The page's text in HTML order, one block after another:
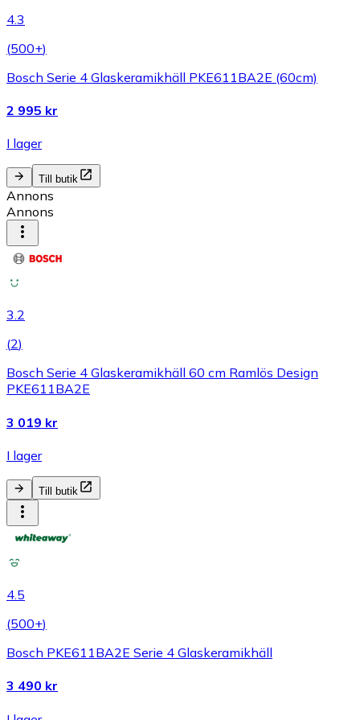
4.3
(500+)
Bosch Serie 4 Glaskeramikhäll PKE611BA2E (60cm)
2 995 kr
I lager
Till butik
Annons
Annons
3.2
(2)
Bosch Serie 4 Glaskeramikhäll 60 cm Ramlös Design
PKE611BA2E
3 019 kr
I lager
Till butik
4.5
(500+)
Bosch PKE611BA2E Serie 4 Glaskeramikhäll
3 490 kr